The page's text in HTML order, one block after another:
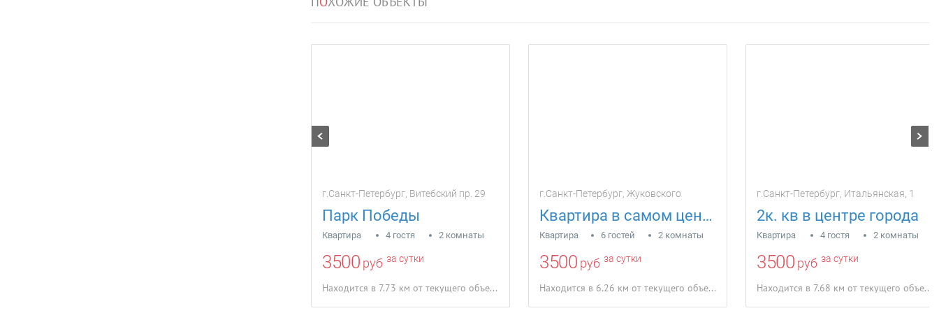
г.Санкт-Петербург, Витебский пр. 29
Парк Победы
Квартира 4 гостя 2 комнаты
3500 руб за сутки
Находится в 7.73 км от текущего объекта
г.Санкт-Петербург, Жуковского
Квартира в самом центре Санкт-Петербурга
Квартира 6 гостей 2 комнаты
3500 руб за сутки
Находится в 6.26 км от текущего объекта
г.Санкт-Петербург, Итальянская, 1
2к. кв в центре города
Квартира 4 гостя 2 комнаты
3500 руб за сутки
Находится в 7.68 км от текущего объекта